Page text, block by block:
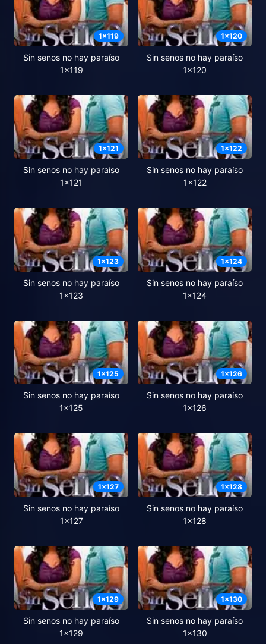
1x119
Sin senos no hay paraíso
1x119
1x120
Sin senos no hay paraíso
1x120
1x121
Sin senos no hay paraíso
1x121
1x122
Sin senos no hay paraíso
1x122
1x123
Sin senos no hay paraíso
1x123
1x124
Sin senos no hay paraíso
1x124
1x125
Sin senos no hay paraíso
1x125
1x126
Sin senos no hay paraíso
1x126
1x127
Sin senos no hay paraíso
1x127
1x128
Sin senos no hay paraíso
1x128
1x129
Sin senos no hay paraíso
1x129
1x130
Sin senos no hay paraíso
1x130